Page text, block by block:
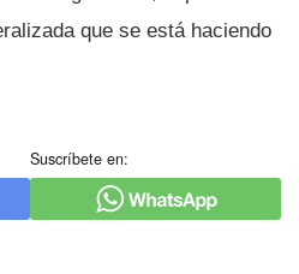
que se está haciendo
Suscríbete en: